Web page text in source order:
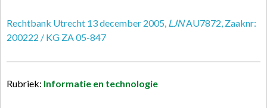
Rechtbank Utrecht 13 december 2005, LJNAU7872, Zaaknr:
200222 / KG ZA 05-847
Rubriek: Informatie en technologie